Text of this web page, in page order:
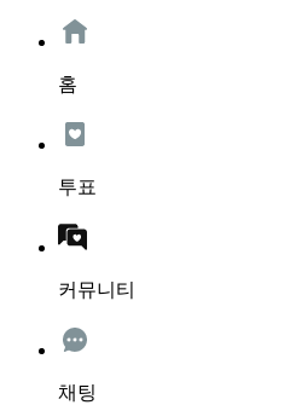
홈
투표
커뮤니티
채팅